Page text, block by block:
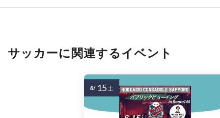
サッカーに関連するイベント
8/ 15土